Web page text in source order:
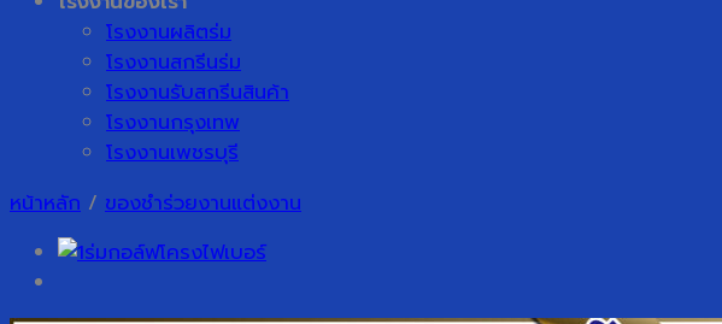
โรงงานผลิตร่ม
โรงงานสกรีนร่ม
โรงงานรับสกรีนสินค้า
โรงงานกรุงเทพ
โรงงานเพชรบุรี
หน้าหลัก / ของชำร่วยงานแต่งงาน